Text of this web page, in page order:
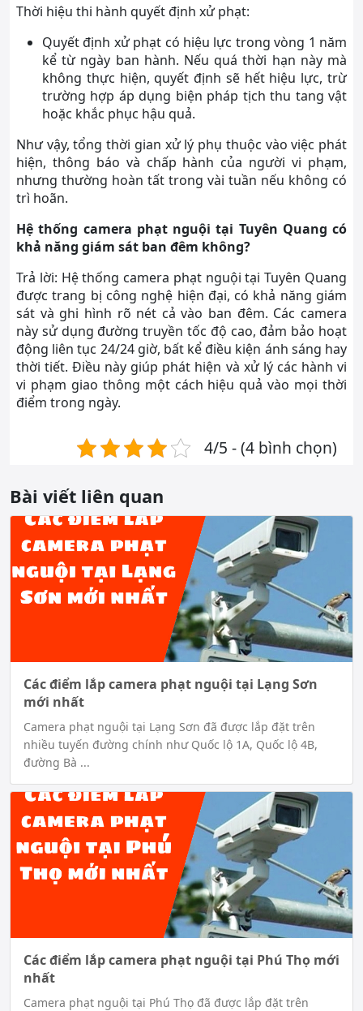
Thời hiệu thi hành quyết định xử phạt:
Quyết định xử phạt có hiệu lực trong vòng 1 năm
kể từ ngày ban hành. Nếu quá thời hạn này mà
không thực hiện, quyết định sẽ hết hiệu lực, trừ
trường hợp áp dụng biện pháp tịch thu tang vật
hoặc khắc phục hậu quả.
Như vậy, tổng thời gian xử lý phụ thuộc vào việc phát
hiện, thông báo và chấp hành của người vi phạm,
nhưng thường hoàn tất trong vài tuần nếu không có
trì hoãn.
Hệ thống camera phạt nguội tại Tuyên Quang có
khả năng giám sát ban đêm không?
Trả lời: Hệ thống camera phạt nguội tại Tuyên Quang
được trang bị công nghệ hiện đại, có khả năng giám
sát và ghi hình rõ nét cả vào ban đêm. Các camera
này sử dụng đường truyền tốc độ cao, đảm bảo hoạt
động liên tục 24/24 giờ, bất kể điều kiện ánh sáng hay
thời tiết. Điều này giúp phát hiện và xử lý các hành vi
vi phạm giao thông một cách hiệu quả vào mọi thời
điểm trong ngày.
4/5 - (4 bình chọn)
Bài viết liên quan
Các điểm lắp camera phạt nguội tại Lạng Sơn
mới nhất
Camera phạt nguội tại Lạng Sơn đã được lắp đặt trên
nhiều tuyến đường chính như Quốc lộ 1A, Quốc lộ 4B,
đường Bà ...
Các điểm lắp camera phạt nguội tại Phú Thọ mới
nhất
Camera phạt nguội tại Phú Thọ đã được lắp đặt trên